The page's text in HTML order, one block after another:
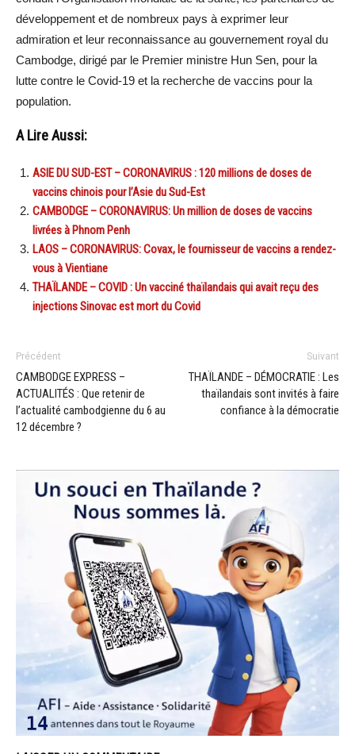
développement et de nombreux pays à exprimer leur
admiration et leur reconnaissance au gouvernement royal du
Cambodge, dirigé par le Premier ministre Hun Sen, pour la
lutte contre le Covid-19 et la recherche de vaccins pour la
population.
A Lire Aussi:
ASIE DU SUD-EST – CORONAVIRUS : 120 millions de doses de
vaccins chinois pour l’Asie du Sud-Est
CAMBODGE – CORONAVIRUS: Un million de doses de vaccins
livrées à Phnom Penh
LAOS – CORONAVIRUS: Covax, le fournisseur de vaccins a rendez-
vous à Vientiane
THAÏLANDE – COVID : Un vacciné thaïlandais qui avait reçu des
injections Sinovac est mort du Covid
Précédent
CAMBODGE EXPRESS –
ACTUALITÉS : Que retenir de
l’actualité cambodgienne du 6 au
12 décembre ?
Suivant
THAÏLANDE – DÉMOCRATIE : Les
thaïlandais sont invités à faire
confiance à la démocratie